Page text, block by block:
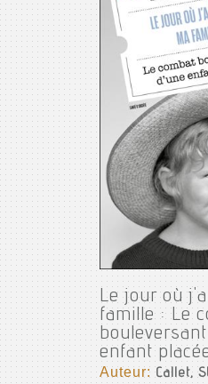
Le jour où
famille : Le
enfant
Auteur:Callet,